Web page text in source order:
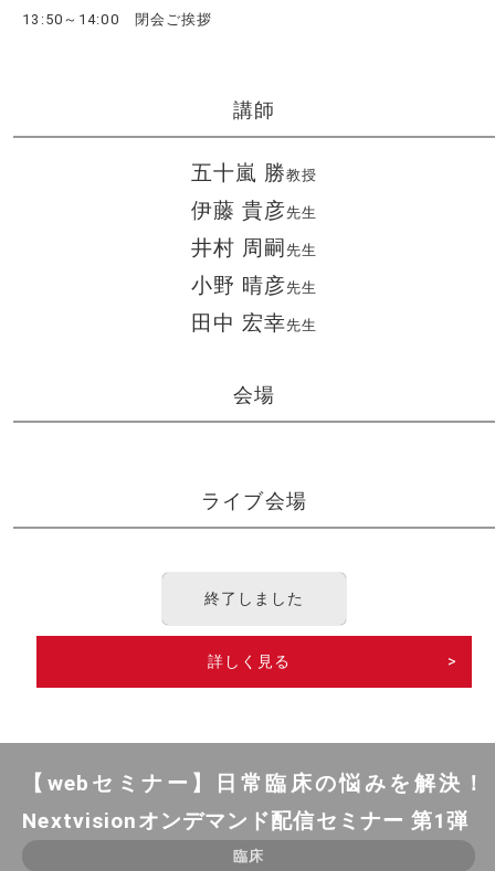
13:50～14:00 閉会ご挨拶
講師
五十嵐 勝教授
伊藤 貴彦先生
井村 周嗣先生
小野 晴彦先生
田中 宏幸先生
会場
ライブ会場
終了しました
詳しく見る >
【webセミナー】日常臨床の悩みを解決！
Nextvisionオンデマンド配信セミナー 第1弾
臨床